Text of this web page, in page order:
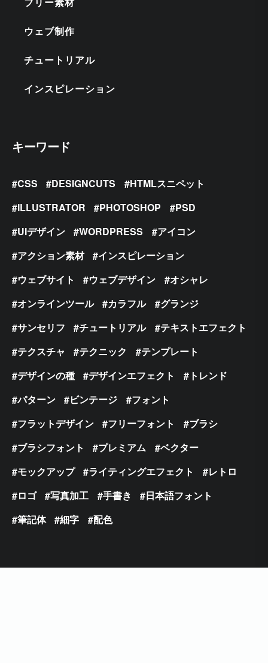
ウェブ制作
チュートリアル
インスピレーション
キーワード
CSS DESIGNCUTS
HTMLスニペット
ILLUSTRATOR
PHOTOSHOP
PSD
UIデザイン
WORDPRESS
アイコン
アクション素材
インスピレーション
ウェブサイト
ウェブデザイン
オシャレ
オンラインツール
カラフル
グランジ
サンセリフ
チュートリアル
テキストエフェクト
テクスチャ
テクニック
テンプレート
デザインの種
デザインエフェクト
トレンド
パターン
ビンテージ
フォント
フラットデザイン
フリーフォント
ブラシ
ブラシフォント
プレミアム
ベクター
モックアップ
ライティングエフェクト
レトロ
ロゴ
写真加工 手書き
日本語フォント
筆記体
細字 配色